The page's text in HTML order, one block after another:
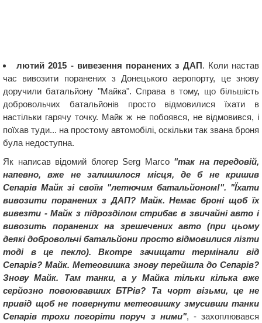
лютий 2015 - вивезення поранених з ДАП. Коли настав
час вивозити поранених з Донецького аеропорту, це знову
доручили батальйону "Майка". Справа в тому, що більшість
добровольчих батальйонів просто відмовилися їхати в
настільки гарячу точку. Майк ж не побоявся, не відмовився, і
поїхав туди... на простому автомобілі, оскільки так звана броня
була недоступна.
Як написав відомий блогер Serg Marco "так на передовій,
напевно, вже не залишилося місця, де б не кришив
Сепарів Майк зі своїм "летючим батальйоном!". "Їхати
вивозити поранених з ДАП? Майк. Немає броні щоб їх
вивезти - Майк з підрозділом стрибає в звичайні авто і
вивозить поранених на зрешечених авто (при цьому
деякі добровольчі батальйони просто відмовилися лізти
тоді в це пекло). Вкотре зачищати термінали від
Сепарів? Майк. Метеовишка знову перейшла до Сепарів?
Знову Майк. Там танки, а у Майка тільки кілька вже
серйозно повоювавших БТРів? Та чорт візьми, це не
привід щоб не повернути метеовишку змусивши танки
Сепарів трохи погоріти поруч з ними", - захоплювався